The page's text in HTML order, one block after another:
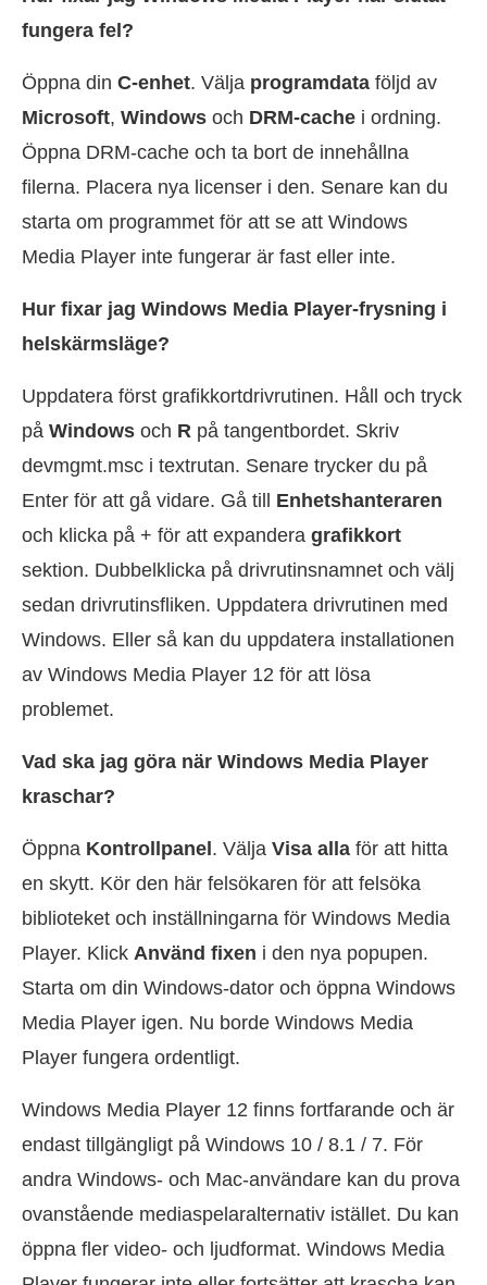
fungera fel?
Öppna din C-enhet. Välja programdata följd av
Microsoft, Windows och DRM-cache i ordning.
Öppna DRM-cache och ta bort de innehållna
filerna. Placera nya licenser i den. Senare kan du
starta om programmet för att se att Windows
Media Player inte fungerar är fast eller inte.
Hur fixar jag Windows Media Player-frysning i
helskärmsläge?
Uppdatera först grafikkortdrivrutinen. Håll och tryck
på Windows och R på tangentbordet. Skriv
devmgmt.msc i textrutan. Senare trycker du på
Enter för att gå vidare. Gå till Enhetshanteraren
och klicka på + för att expandera grafikkort
sektion. Dubbelklicka på drivrutinsnamnet och välj
sedan drivrutinsfliken. Uppdatera drivrutinen med
Windows. Eller så kan du uppdatera installationen
av Windows Media Player 12 för att lösa
problemet.
Vad ska jag göra när Windows Media Player
kraschar?
Öppna Kontrollpanel . Välja Visa alla för att hitta
en skytt. Kör den här felsökaren för att felsöka
biblioteket och inställningarna för Windows Media
Player. Klick Använd fixen i den nya popupen.
Starta om din Windows-dator och öppna Windows
Media Player igen. Nu borde Windows Media
Player fungera ordentligt.
Windows Media Player 12 finns fortfarande och är
endast tillgängligt på Windows 10 / 8.1 / 7. För
andra Windows- och Mac-användare kan du prova
ovanstående mediaspelaralternativ istället. Du kan
öppna fler video- och ljudformat. Windows Media